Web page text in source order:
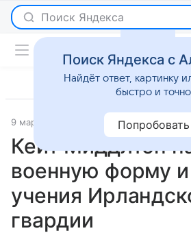
Поиск Яндекса
9 марта 2023 Светская жизнь
Кейт Миддлтон
военную форму и
учения
гвардии
Поиск Яндекса с
Найдёт ответ, картинку
быстро и точно
Попробовать